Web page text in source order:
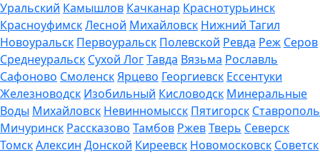
Уральский Камышлов Качканар Краснотурьинск
КрасноуфимскЛесной Михайловск Нижний Тагил
Новоуральск Первоуральск Полевской Ревда Реж Серов
Среднеуральск Сухой ЛогТавда Вязьма Рославль
Сафоново СмоленскЯрцево Георгиевск Ессентуки
Железноводск Изобильный Кисловодск Минеральные
Воды Михайловск Невинномысск Пятигорск Ставрополь
Мичуринск Рассказово Тамбов РжевТверь Северск
ТомскАлексин Донской Киреевск Новомосковск Советск